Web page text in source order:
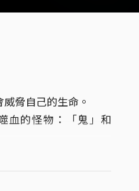
脅自己的生命。
血的怪物：「鬼」和